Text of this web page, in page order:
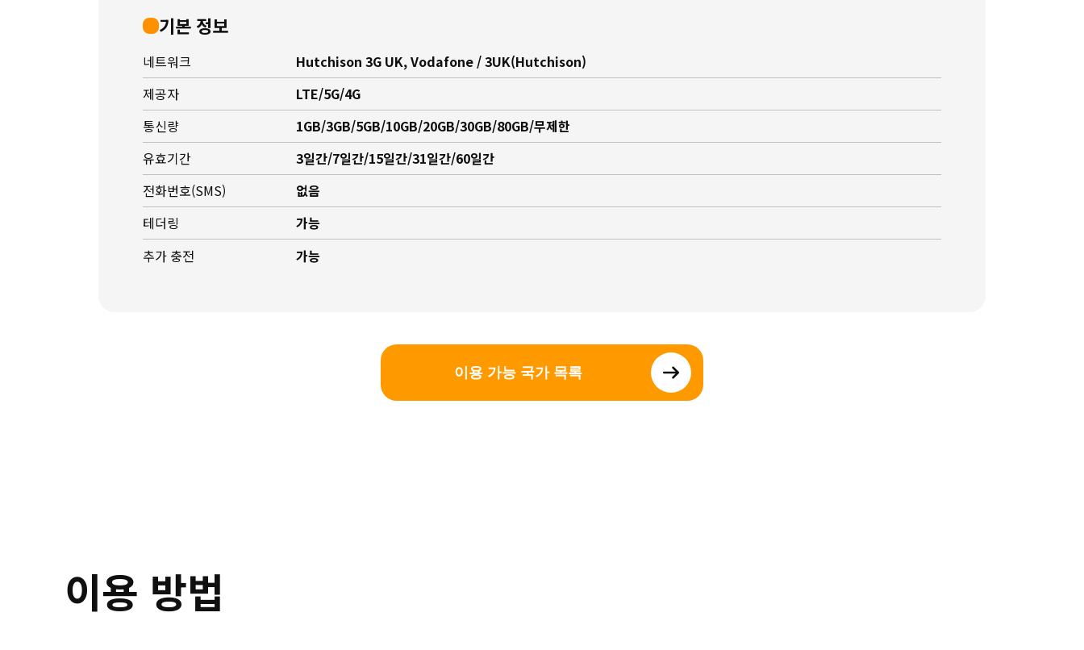
기본 정보
네트워크
Hutchison 3G UK, Vodafone / 3UK(Hutchison)
제공자
LTE/5G/4G
통신량
1GB/3GB/5GB/10GB/20GB/30GB/80GB/무제한
유효기간
3일간/7일간/15일간/31일간/60일간
전화번호(SMS)
없음
테더링
가능
추가 충전
가능
이용 가능 국가 목록
이용 방법